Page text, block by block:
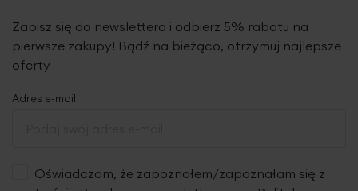
Zapisz się do newslettera i odbierz 5% rabatu na
pierwsze zakupy! Bądź na bieżąco, otrzymuj najlepsze
oferty
Adres e-mail
Oświadczam, że zapoznałem/zapoznałam się z